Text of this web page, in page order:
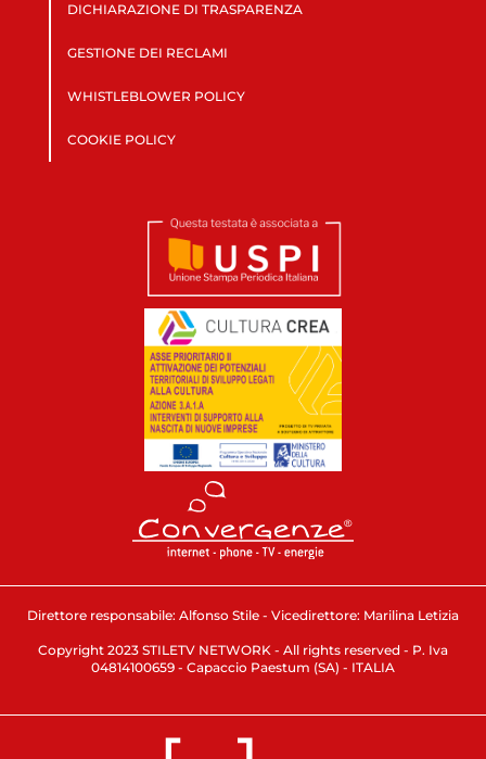
DICHIARAZIONE DI TRASPARENZA
GESTIONE DEI RECLAMI
WHISTLEBLOWER POLICY
COOKIE POLICY
Direttore responsabile: Alfonso Stile - Vicedirettore: Marilina Letizia
Copyright 2023 STILETV NETWORK - All rights reserved - P. Iva
04814100659 - Capaccio Paestum (SA) - ITALIA